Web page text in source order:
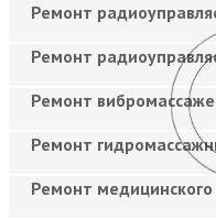
Ремонт
Ремонт
Ремонт
Ремонт
Ремонт